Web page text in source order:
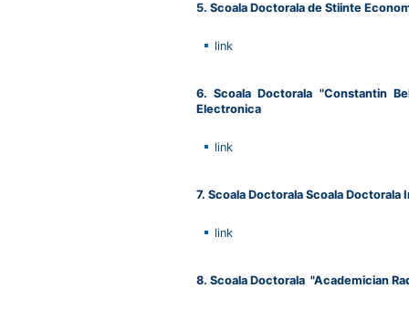
5. Scoala Doctorala de Stiinte
link
6. Scoala Doctorala "Constantin
Electronica
link
7. Scoala Doctorala Scoala
link
8. Scoala Doctorala "Academician